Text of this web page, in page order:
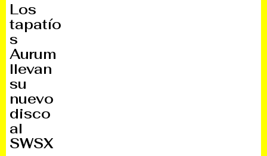
Los
tapatío
s
Aurum
llevan
su
nuevo
disco
al
SWSX